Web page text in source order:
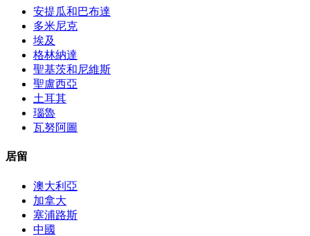
安提瓜和巴布達
多米尼克
埃及
格林納達
聖基茨和尼維斯
聖盧西亞
土耳其
瑙魯
瓦努阿圖
居留
澳大利亞
加拿大
塞浦路斯
中國